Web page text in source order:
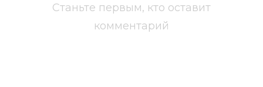
Станьте первым, кто оставит
комментарий